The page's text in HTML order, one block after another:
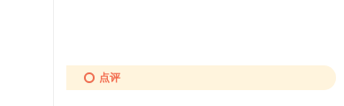
点评